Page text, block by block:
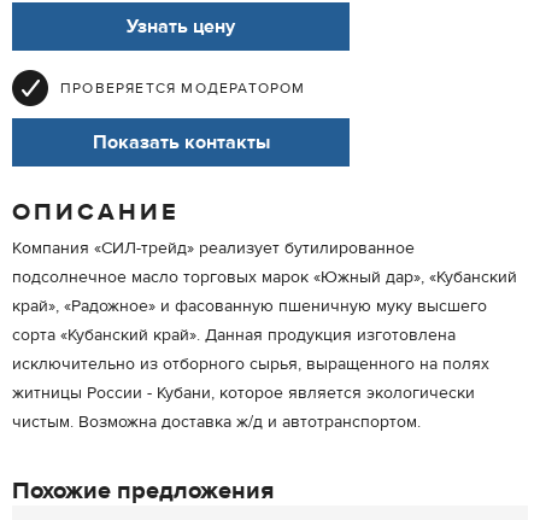
Узнать цену
ПРОВЕРЯЕТСЯ МОДЕРАТОРОМ
Показать контакты
ОПИСАНИЕ
Компания «СИЛ-трейд» реализует бутилированное
подсолнечное масло торговых марок «Южный дар», «Кубанский
край», «Радожное» и фасованную пшеничную муку высшего
сорта «Кубанский край». Данная продукция изготовлена
исключительно из отборного сырья, выращенного на полях
житницы России - Кубани, которое является экологически
чистым. Возможна доставка ж/д и автотранспортом.
Похожие предложения